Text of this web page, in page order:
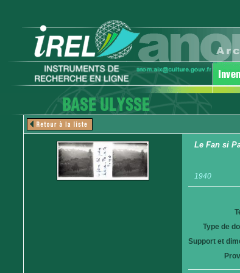
Le Fan si
1940
Type de
Support et